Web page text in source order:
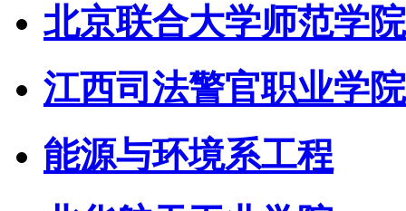
北京联合大学师范学院
江西司法警官职业学院
能源与环境系工程